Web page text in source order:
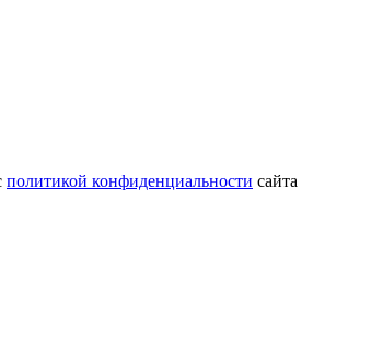
политикой конфиденциальности сайта